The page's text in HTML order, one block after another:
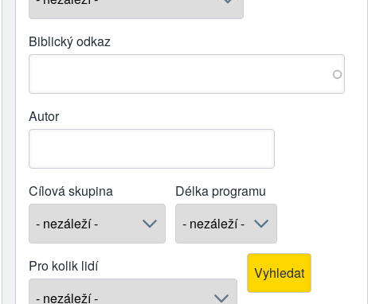
Biblický odkaz
Autor
Cílová skupina Délka programu
Pro kolik lidí